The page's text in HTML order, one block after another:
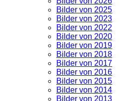
Bilder von 2025
Bilder von 2023
Bilder von 2022
Bilder von 2020
Bilder von 2019
Bilder von 2018
Bilder von 2017
Bilder von 2016
Bilder von 2015
Bilder von 2014
Bilder von 2013